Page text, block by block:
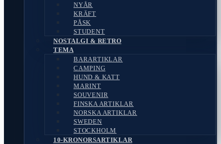
NYÅR
KRÄFT
PÅSK
STUDENT
NOSTALGI & RETRO
TEMA
BARARTIKLAR
CAMPING
HUND & KATT
MARINT
SOUVENIR
FINSKA ARTIKLAR
NORSKA ARTIKLAR
SWEDEN
STOCKHOLM
10-KRONORSARTIKLAR